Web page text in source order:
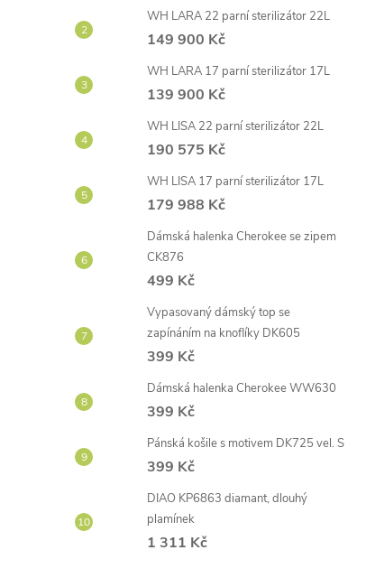
WH LARA 22 parní sterilizátor 22L
149 900 Kč
WH LARA 17 parní sterilizátor 17L
139 900 Kč
WH LISA 22 parní sterilizátor 22L
190 575 Kč
WH LISA 17 parní sterilizátor 17L
179 988 Kč
Dámská halenka Cherokee se zipem
CK876
499 Kč
Vypasovaný dámský top se
zapínáním na knoflíky DK605
399 Kč
Dámská halenka Cherokee WW630
399 Kč
Pánská košile s motivem DK725 vel. S
399 Kč
DIAO KP6863 diamant, dlouhý
plamínek
1 311 Kč